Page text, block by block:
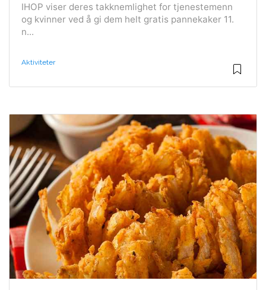
IHOP viser deres takknemlighet for tjenestemenn
og kvinner ved å gi dem helt gratis pannekaker 11.
n...
Aktiviteter